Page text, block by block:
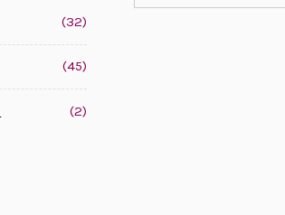
(32)
(45)
(2)